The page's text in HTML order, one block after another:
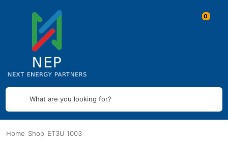
What are you looking for?
Home Shop ET3U 1003